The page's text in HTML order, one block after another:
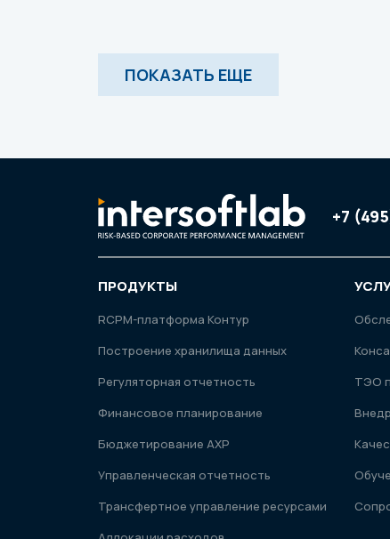
ПОКАЗАТЬ ЕЩЕ
+7
ПРОДУКТЫ
RСРМ-платформа Контур
Построение хранилища данных
Регуляторная отчетность
Финансовое планирование
Бюджетирование АХР
Управленческая отчетность
Трансфертное управление ресурсами
ТЭО